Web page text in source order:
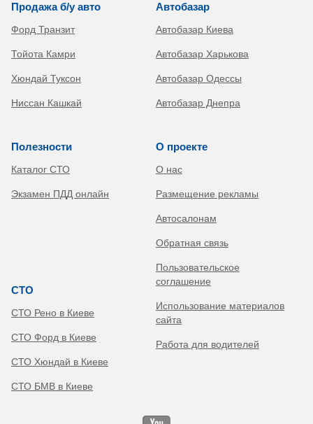
Продажа б/у авто
Форд Транзит
Тойота Камри
Хюндай Туксон
Ниссан Кашкай
Автобазар
Автобазар Киева
Автобазар Харькова
Автобазар Одессы
Автобазар Днепра
Полезности
Каталог СТО
Экзамен ПДД онлайн
СТО
СТО Рено в Киеве
СТО Форд в Киеве
СТО Хюндай в Киеве
СТО БМВ в Киеве
О проекте
О нас
Размещение рекламы
Автосалонам
Обратная связь
Пользовательское
соглашение
Использование материалов
сайта
Работа для водителей